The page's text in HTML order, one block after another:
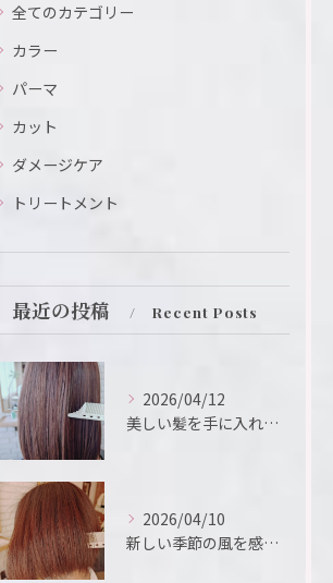
全てのカテゴリー
カラー
パーマ
カット
ダメージケア
トリートメント
最近の投稿 Recent Posts
2026/04/12
美しい髪を手に入れるための鍵は、ヘアサロンの選択にあります。
2026/04/10
新しい季節の風を感じるこの瞬間、新たなスタートを切るために、...